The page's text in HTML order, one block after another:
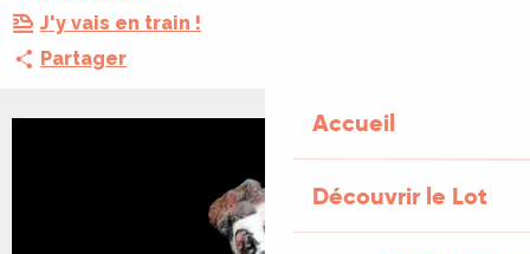
Accueil
Découvrir le Lot
J'y vais en train !
Partager
+1 PHOTO